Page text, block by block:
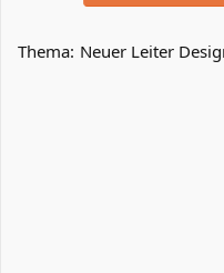
:
Thema: Neuer Leiter